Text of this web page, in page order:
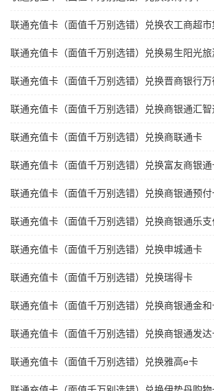
联通充值卡（面值千万别选错）兑换农工商超
联通充值卡（面值千万别选错）兑换易生阳光旅
联通充值卡（面值千万别选错）兑换晋商银行
联通充值卡（面值千万别选错）兑换商银通汇
联通充值卡（面值千万别选错）兑换商联通卡
联通充值卡（面值千万别选错）兑换富友商银通
联通充值卡（面值千万别选错）兑换商银通预付
联通充值卡（面值千万别选错）兑换商银通乐支
联通充值卡（面值千万别选错）兑换申城通卡
联通充值卡（面值千万别选错）兑换瑞得卡
联通充值卡（面值千万别选错）兑换商银通金和
联通充值卡（面值千万别选错）兑换商银通发达
联通充值卡（面值千万别选错）兑换雅高e卡